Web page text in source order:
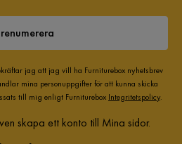
jag att jag vill ha Furniturebox nyhetsbrev
mina personuppgifter för att kunna skicka
till mig enligt Furniturebox Integritetspolicy.
skapa ett konto till Mina sidor.